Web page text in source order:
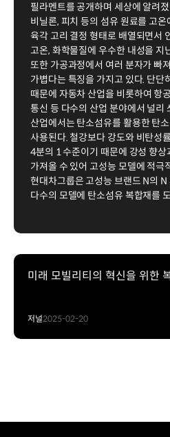
필라멘트를 공개하며 세상에 알려
비닐론, 피치 등의 섬유 원료를 고
육각 고리 결정 형태로 배열되면서
고온, 화학물질에 우수한 내성을 지
또한 가공과정에서 여러 분자가 빠
가볍다는 특징을 가지고 있다. 단단
때문에 자동차 산업을 비롯하여 항
통신 등 다수의 산업 분야에서 널리
산업에서는 탄소섬유를 활용한 탄
사용된다. 철강보다 강도와 비탄성
4분의 1 수준이기 때문에 강성 향상
가져올 수 있어 고성능 모델에 적극
현대차그룹은 고성능 브랜드 N의
다수의 모델에 탄소섬유 복합재를
미래 모빌리티의 혁신을 위한
저널2025-02-20